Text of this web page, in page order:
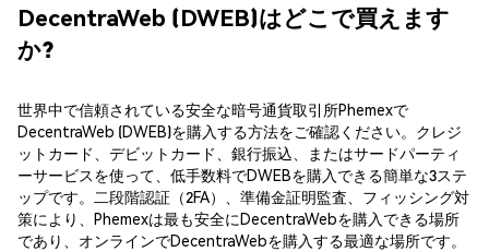
DecentraWeb (DWEB)はどこで買えます
か?
世界中で信頼されている安全な暗号通貨取引所Phemexで
DecentraWeb (DWEB)を購入する方法をご確認ください。クレジ
ットカード、デビットカード、銀行振込、またはサードパーティ
ーサービスを使って、低手数料でDWEBを購入できる簡単な3ステ
ップです。二段階認証（2FA）、準備金証明監査、フィッシング対
策により、Phemexは最も安全にDecentraWebを購入できる場所
であり、オンラインでDecentraWebを購入する最適な場所です。